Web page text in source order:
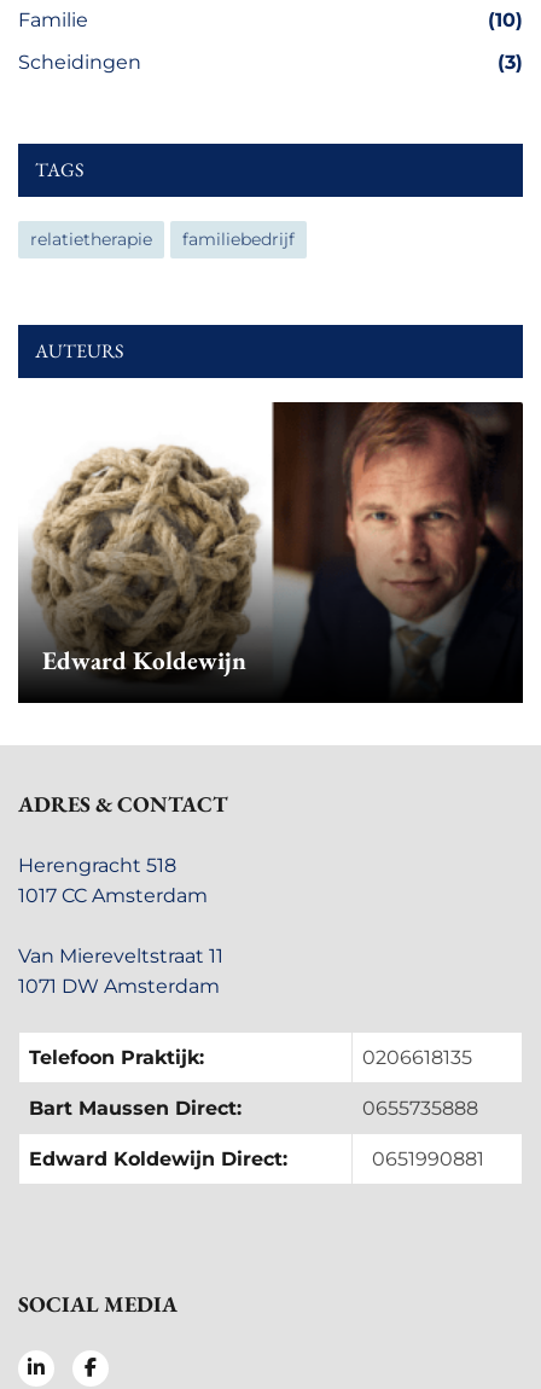
Familie
(10)
Scheidingen
(3)
TAGS
relatietherapie familiebedrijf
AUTEURS
Edward Koldewijn
ADRES & CONTACT
Herengracht 518
1017 CC Amsterdam
Van Miereveltstraat 11
1071 DW Amsterdam
Telefoon Praktijk: 0206618135
Bart Maussen Direct: 0655735888
Edward Koldewijn Direct: 0651990881
SOCIAL MEDIA